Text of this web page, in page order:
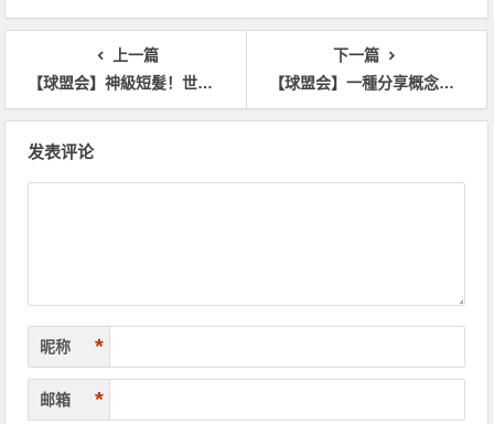
曜子」解放豪乳…看不出竟 38
惹！？
上一篇
【球盟会】神級短髮！世新大學正妹「Feng」甜美顏值超清新，白皙美腿太迷人！
下一篇
【球盟会】一種分享概念！肥宅攝影師「出賣女友裸照」 網友跪求正面居然收到回應啦
发表评论
昵称 *
邮箱 *